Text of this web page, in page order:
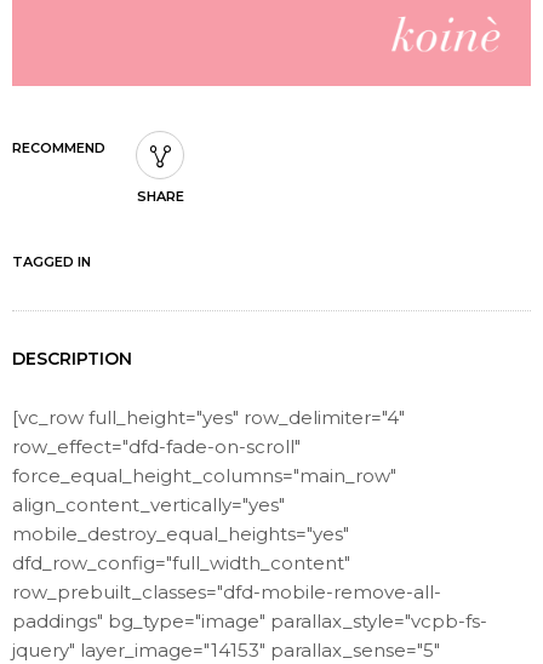
RECOMMEND
SHARE
TAGGED IN
DESCRIPTION
[vc_row full_height="yes" row_delimiter="4"
row_effect="dfd-fade-on-scroll"
force_equal_height_columns="main_row"
align_content_vertically="yes"
mobile_destroy_equal_heights="yes"
dfd_row_config="full_width_content"
row_prebuilt_classes="dfd-mobile-remove-all-
paddings" bg_type="image" parallax_style="vcpb-fs-
jquery" layer_image="14153" parallax_sense="5"